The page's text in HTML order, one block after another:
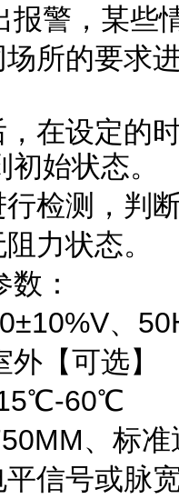
报警，某些
所的要求
在设定的
始状态。
检测，判
力状态。
：
±10%V、
【可选】
℃-60℃
、标
平信号或脉